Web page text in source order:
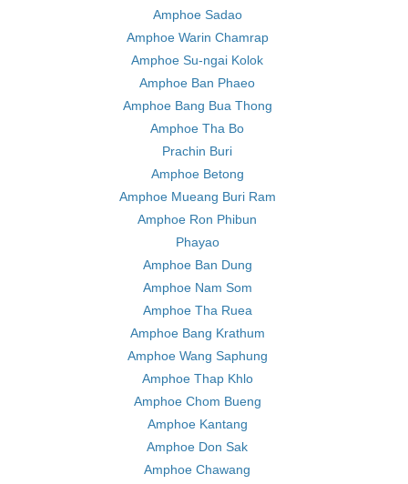
Amphoe Sadao
Amphoe Warin Chamrap
Amphoe Su-ngai Kolok
Amphoe Ban Phaeo
Amphoe Bang Bua Thong
Amphoe Tha Bo
Prachin Buri
Amphoe Betong
Amphoe Mueang Buri Ram
Amphoe Ron Phibun
Phayao
Amphoe Ban Dung
Amphoe Nam Som
Amphoe Tha Ruea
Amphoe Bang Krathum
Amphoe Wang Saphung
Amphoe Thap Khlo
Amphoe Chom Bueng
Amphoe Kantang
Amphoe Don Sak
Amphoe Chawang